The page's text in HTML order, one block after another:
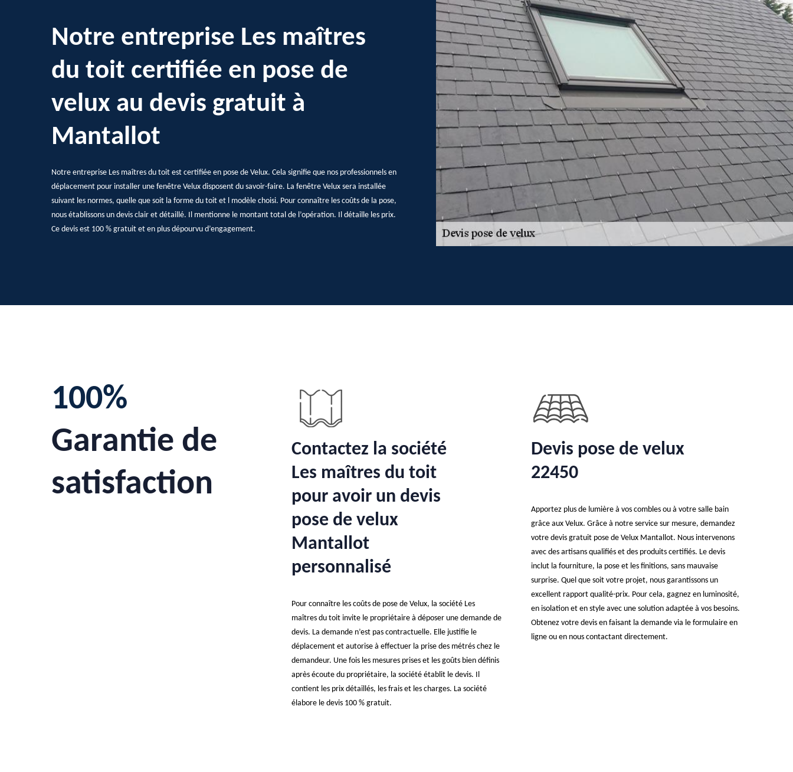
Notre entreprise Les maîtres
du toit certifiée en pose de
velux au devis gratuit à
Mantallot
Notre entreprise Les maîtres du toit est certifiée en pose de Velux. Cela signifie que nos professionnels en
déplacement pour installer une fenêtre Velux disposent du savoir-faire. La fenêtre Velux sera installée
suivant les normes, quelle que soit la forme du toit et l modèle choisi. Pour connaître les coûts de la pose,
nous établissons un devis clair et détaillé. Il mentionne le montant total de l’opération. Il détaille les prix.
Ce devis est 100 % gratuit et en plus dépourvu d’engagement.
100%
Garantie de
satisfaction
Contactez la société
Les maîtres du toit
pour avoir un devis
pose de velux
Mantallot
personnalisé
Pour connaître les coûts de pose de Velux, la société Les
maîtres du toit invite le propriétaire à déposer une demande de
devis. La demande n’est pas contractuelle. Elle justifie le
déplacement et autorise à effectuer la prise des métrés chez le
demandeur. Une fois les mesures prises et les goûts bien définis
après écoute du propriétaire, la société établit le devis. Il
contient les prix détaillés, les frais et les charges. La société
élabore le devis 100 % gratuit.
Devis pose de velux
22450
Apportez plus de lumière à vos combles ou à votre salle bain
grâce aux Velux. Grâce à notre service sur mesure, demandez
votre devis gratuit pose de Velux Mantallot. Nous intervenons
avec des artisans qualifiés et des produits certifiés. Le devis
inclut la fourniture, la pose et les finitions, sans mauvaise
surprise. Quel que soit votre projet, nous garantissons un
excellent rapport qualité-prix. Pour cela, gagnez en luminosité,
en isolation et en style avec une solution adaptée à vos besoins.
Obtenez votre devis en faisant la demande via le formulaire en
ligne ou en nous contactant directement.